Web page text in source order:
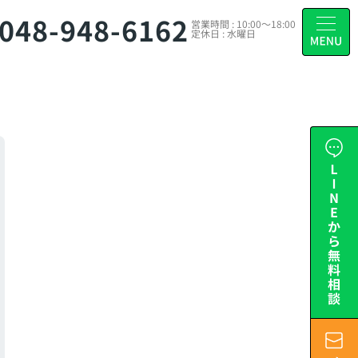
948-6162 営業時間 : 10:00～18:00
定休日 : 水曜日